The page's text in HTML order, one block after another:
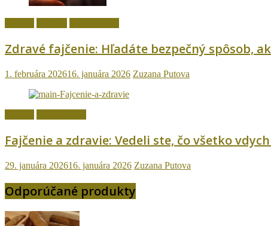
Zdravé fajčenie: Hľadáte bezpečný spôsob,
1. februára 202616. januára 2026 Zuzana Putova
Fajčenie a zdravie: Vedeli ste, čo všetko
29. januára 202616. januára 2026 Zuzana Putova
Odporúčané produkty